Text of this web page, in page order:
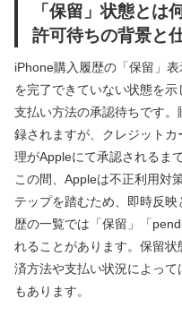
「保留」状態と
許可待ちの背景と
iPhone購入履歴の「保留」
を完了できていない状態を
支払い方法の承認待ちです
録されますが、クレジット
理がAppleにて承認されるま
この間、Appleは不正利用対
テップを踏むため、即時反
歴の一覧では「保留」「
れることがあります。保留
済方法や支払い状況によっ
もあります。